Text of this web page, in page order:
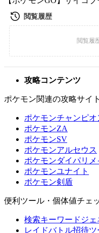
攻略コンテンツ
ポケモン関連の攻略サイト
ポケモンチャンピオ
ポケモンZA
ポケモンSV
ポケモンアルセウス
ポケモンダイパリメ
ポケモンユナイト
ポケモン剣盾
便利ツール・個体値チェ
検索キーワードジェ
レイドバトル招待ツ